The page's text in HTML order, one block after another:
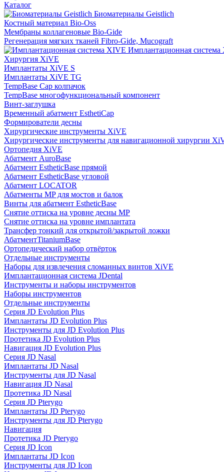
Каталог
Биоматериалы Geistlich
Костный материал Bio-Oss
Мембраны коллагеновые Bio-Gide
Регенерация мягких тканей Fibro-Gide, Mucograft
Имплантационная
Хирургия XiVE
Имплантаты XiVE S
Имплантаты XiVE TG
TempBase Cap колпачок
TempBase многофункциональный компонент
Винт-заглушка
Временный абатмент EsthetiCap
Формирователи десны
Хирургические инструменты XiVE
Хирургические инструменты для навигационной хирургии
Ортопедия XiVE
Абатмент AuroBase
Абатмент EstheticBase прямой
Абатмент EstheticBase угловой
Абатмент LOCATOR
Абатменты MP для мостов и балок
Винты для абатмент EstheticBase
Снятие оттиска на уровне десны MP
Снятие оттиска на уровне имплантата
Трансфер тонкий для открытой/закрытой ложки
АбатментTitaniumBase
Ортопедический набор отвёрток
Отдельные инструменты
Наборы для извлечения сломанных винтов XiVE
Имплантационная система JDental
Инструменты и наборы инструментов
Наборы инструментов
Отдельные инструменты
Серия JD Evolution Plus
Имплантаты JD Evolution Plus
Инструменты для JD Evolution Plus
Протетика JD Evolution Plus
Навигация JD Evolution Plus
Серия JD Nasal
Имплантаты JD Nasal
Инструменты для JD Nasal
Навигация JD Nasal
Протетика JD Nasal
Серия JD Pterygo
Имплантаты JD Pterygo
Инструменты для JD Pterygo
Навигация
Протетика JD Pterygo
Серия JD Icon
Имплантаты JD Icon
Инструменты для JD Icon